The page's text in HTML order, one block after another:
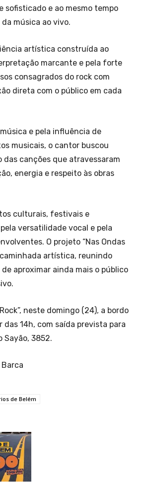
sofisticado e ao mesmo tempo
música ao vivo.
artística construída ao
marcante e pela forte
consagrados do rock com
direta com o público em cada
e pela influência de
musicais, o cantor buscou
canções que atravessaram
energia e respeito às obras
culturais, festivais e
versatilidade vocal e pela
O projeto “Nas Ondas
artística, reunindo
aproximar ainda mais o público
neste domingo (24), a bordo
14h, com saída prevista para
Sayão, 3852.
de Belém